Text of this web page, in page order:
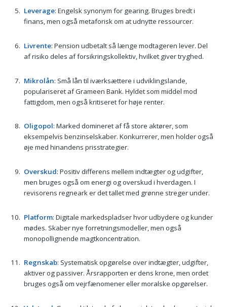
Leverage: Engelsk synonym for gearing. Bruges bredt i
finans, men også metaforisk om at udnytte ressourcer.
Livrente: Pension udbetalt så længe modtageren lever. Del
af risiko deles af forsikringskollektiv, hvilket giver tryghed.
Mikrolån: Små lån til iværksættere i udviklingslande,
populariseret af Grameen Bank. Hyldet som middel mod
fattigdom, men også kritiseret for høje renter.
Oligopol: Marked domineret af få store aktører, som
eksempelvis benzinselskaber. Konkurrerer, men holder også
øje med hinandens prisstrategier.
Overskud: Positiv differens mellem indtægter og udgifter,
men bruges også om energi og overskud i hverdagen. I
revisorens regneark er det tallet med grønne streger under.
Platform: Digitale markedspladser hvor udbydere og kunder
mødes. Skaber nye forretningsmodeller, men også
monopollignende magtkoncentration.
Regnskab: Systematisk opgørelse over indtægter, udgifter,
aktiver og passiver. Årsrapporten er dens krone, men ordet
bruges også om vejrfænomener eller moralske opgørelser.